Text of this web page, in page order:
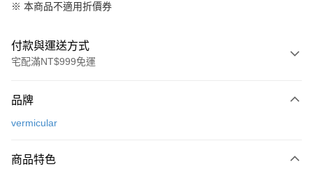
※ 本商品不適用折價券
付款與運送方式
宅配滿NT$999免運
信用卡一次付款
3 期 0 利率 每期
品牌
vermicular
商品特色